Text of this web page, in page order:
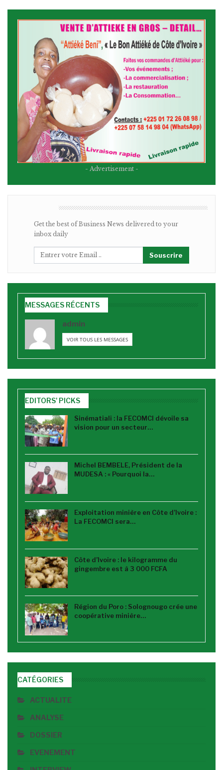
- Advertisement -
Get the best of Business News delivered to your
inbox daily
Souscrire
MESSAGES RÉCENTS
admin
VOIR TOUS LES MESSAGES
EDITORS' PICKS
Sinématiali : la FECOMCI dévoile sa
vision pour un secteur…
Michel BEMBELE, Président de la
MUDESA : « Pourquoi la…
Exploitation minière en Côte d’Ivoire :
La FECOMCI sera…
Côte d’Ivoire : le kilogramme du
gingembre est à 3 000 FCFA
Région du Poro : Solognougo crée une
coopérative minière…
CATÉGORIES
ACTUALITE
ANALYSE
DOSSIER
EVENEMENT